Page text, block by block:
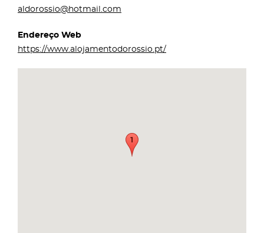
aldorossio@hotmail.com
Endereço Web
https://www.alojamentodorossio.pt/